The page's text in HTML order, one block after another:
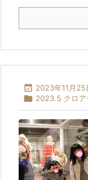
 2023年11月25
 2023.5 クロア